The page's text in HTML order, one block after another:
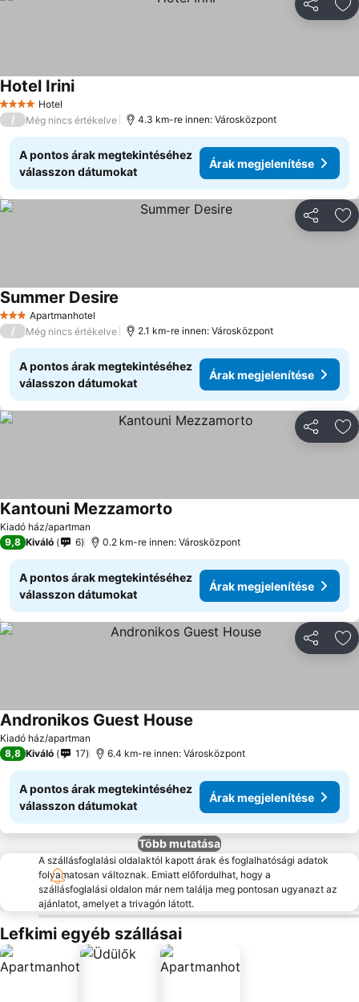
4 KategóriaHotel
Hotel Irini
/ Még nincs értékelve 4.3 km-re innen: Városközpont
A pontos árak megtekintéséhez
válasszon dátumokat
Árak megjelenítése
3 KategóriaApartmanhotel
Summer Desire
/ Még nincs értékelve 2.1 km-re innen: Városközpont
A pontos árak megtekintéséhez
válasszon dátumokat
Árak megjelenítése
Kiadó ház/apartman
Kantouni Mezzamorto
9,8 Kiváló 6 0.2 km-re innen: Városközpont
A pontos árak megtekintéséhez
válasszon dátumokat
Árak megjelenítése
Kiadó ház/apartman
Andronikos Guest House
8,8 Kiváló 17 6.4 km-re innen: Városközpont
A pontos árak megtekintéséhez
válasszon dátumokat
Árak megjelenítése
Több mutatása
A szállásfoglalási oldalaktól kapott árak és foglalhatósági adatok
folyamatosan változnak. Emiatt előfordulhat, hogy a
szállásfoglalási oldalon már nem találja meg pontosan ugyanazt az
ajánlatot, amelyet a trivagón látott.
Lefkimi egyéb szállásai